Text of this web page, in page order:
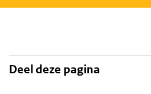
Deel deze pagina